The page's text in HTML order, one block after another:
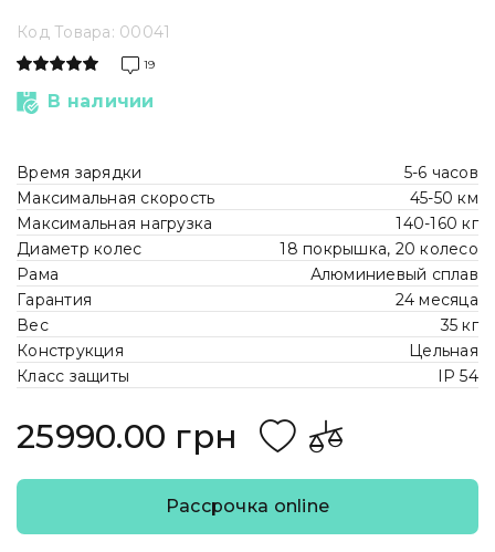
Код Товара: 00041
19
В наличии
Время зарядки
5-6 часов
Максимальная скорость
45-50 км
Максимальная нагрузка
140-160 кг
Диаметр колес
18 покрышка, 20 колесо
Рама
Алюминиевый сплав
Гарантия
24 месяца
Вес
35 кг
Конструкция
Цельная
Класс защиты
IP 54
25990.00 грн
Рассрочка online